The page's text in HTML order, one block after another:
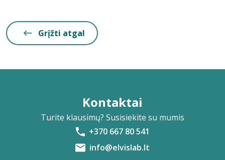
Grįžti atgal
Kontaktai
Turite klausimų? Susisiekite su mumis
+370 667 80 541
info@elvislab.lt